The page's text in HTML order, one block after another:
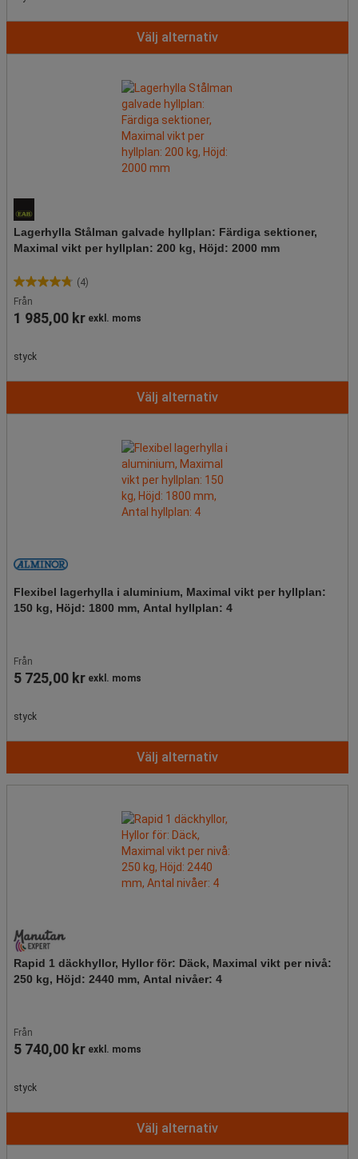
Välj alternativ
Lagerhylla Stålman galvade hyllplan: Färdiga sektioner,
Maximal vikt per hyllplan: 200 kg, Höjd: 2000 mm
(4)
4.8
av
5
4
Från
1 985,00 kr exkl. moms
styck
Välj alternativ
Flexibel lagerhylla i aluminium, Maximal vikt per hyllplan:
150 kg, Höjd: 1800 mm, Antal hyllplan: 4
Från
5 725,00 kr exkl. moms
styck
Välj alternativ
Rapid 1 däckhyllor, Hyllor för: Däck, Maximal vikt per nivå:
250 kg, Höjd: 2440 mm, Antal nivåer: 4
Från
5 740,00 kr exkl. moms
styck
Välj alternativ